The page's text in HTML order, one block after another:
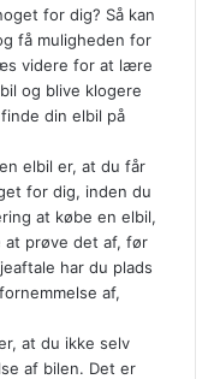
for dig? Så kan
få muligheden for
videre for at lære
og blive klogere
din elbil på
elbil er, at du får
for dig, inden du
at købe en elbil,
prøve det af, før
har du plads
af,
at du ikke selv
af bilen. Det er